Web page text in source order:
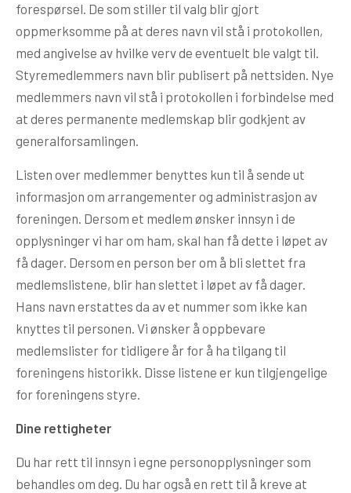
forespørsel. De som stiller til valg blir gjort
oppmerksomme på at deres navn vil stå i protokollen,
med angivelse av hvilke verv de eventuelt ble valgt til.
Styremedlemmers navn blir publisert på nettsiden. Nye
medlemmers navn vil stå i protokollen i forbindelse med
at deres permanente medlemskap blir godkjent av
generalforsamlingen.
Listen over medlemmer benyttes kun til å sende ut
informasjon om arrangementer og administrasjon av
foreningen. Dersom et medlem ønsker innsyn i de
opplysninger vi har om ham, skal han få dette i løpet av
få dager. Dersom en person ber om å bli slettet fra
medlemslistene, blir han slettet i løpet av få dager.
Hans navn erstattes da av et nummer som ikke kan
knyttes til personen. Vi ønsker å oppbevare
medlemslister for tidligere år for å ha tilgang til
foreningens historikk. Disse listene er kun tilgjengelige
for foreningens styre.
Dine rettigheter
Du har rett til innsyn i egne personopplysninger som
behandles om deg. Du har også en rett til å kreve at